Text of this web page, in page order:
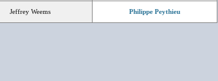
Jeffrey Weems Philippe Peythieu